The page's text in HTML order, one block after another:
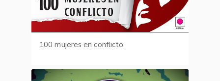
100 mujeres en conflicto